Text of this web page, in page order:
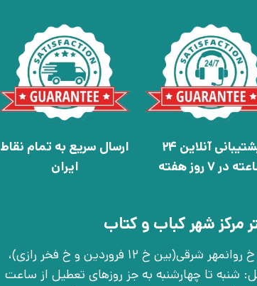
پشتیبانی آنلاین 24
در 7 روز هفته
ارسال سریع به تمام نقاط
ایران
مرکز شهر کباب و کتاب
تهران، خ انقلاب، خ 12 فروردین، خ روانمهر شرقی(بین خ 12 فروردین و خ فخر رازی)،
1 - زمان تحویل: شنبه تا چهارشنبه به جز روزهای تعطیل از ساعت